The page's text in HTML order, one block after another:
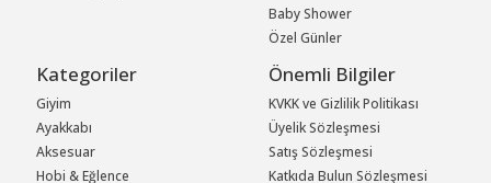
Baby Shower
Özel Günler
Kategoriler
Giyim
Ayakkabı
Aksesuar
Hobi & Eğlence
Önemli Bilgiler
KVKK ve Gizlilik Politikası
Üyelik Sözleşmesi
Satış Sözleşmesi
Katkıda Bulun Sözleşmesi